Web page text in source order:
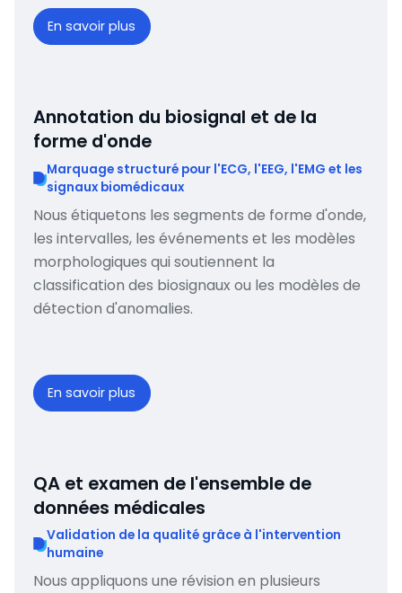
En savoir plus
Annotation du biosignal et de la
forme d'onde
Marquage structuré pour l'ECG, l'EEG, l'EMG et les
signaux biomédicaux
Nous étiquetons les segments de forme d'onde,
les intervalles, les événements et les modèles
morphologiques qui soutiennent la
classification des biosignaux ou les modèles de
détection d'anomalies.
En savoir plus
QA et examen de l'ensemble de
données médicales
Validation de la qualité grâce à l'intervention
humaine
Nous appliquons une révision en plusieurs